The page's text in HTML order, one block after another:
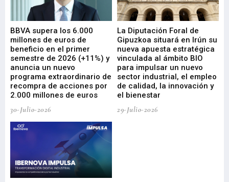
BBVA supera los 6.000
millones de euros de
beneficio en el primer
semestre de 2026 (+11%) y
anuncia un nuevo
programa extraordinario de
recompra de acciones por
2.000 millones de euros
30-Julio-2026
La Diputación Foral de
Gipuzkoa situará en Irún su
nueva apuesta estratégica
vinculada al ámbito BIO
para impulsar un nuevo
sector industrial, el empleo
de calidad, la innovación y
el bienestar
29-Julio-2026